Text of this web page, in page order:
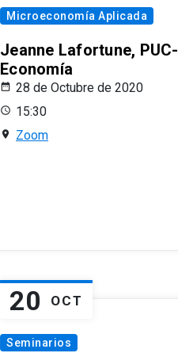
Microeconomía Aplicada
Jeanne Lafortune, PUC-
Economía
28 de Octubre de 2020
15:30
Zoom
20 OCT
Seminarios